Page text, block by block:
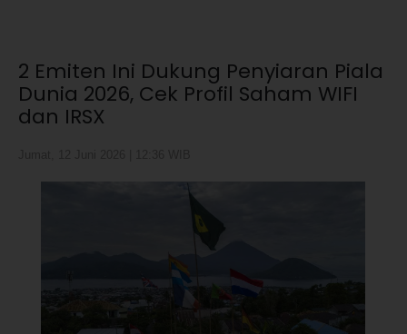
2 Emiten Ini Dukung Penyiaran Piala
Dunia 2026, Cek Profil Saham WIFI
dan IRSX